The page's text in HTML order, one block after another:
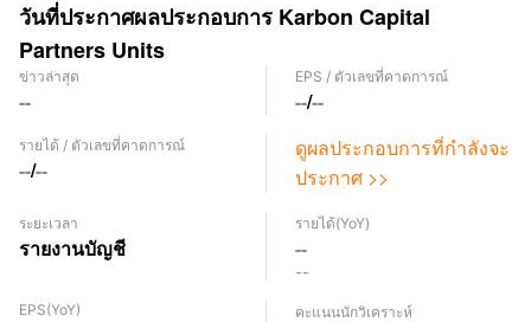
วันที่ประกาศผลประกอบการ Karbon Capital
Partners Units
ข่าวล่าสุด
--
EPS / ตัวเลขที่คาดการณ์
--/--
รายได้ / ตัวเลขที่คาดการณ์
--/--
ดูผลประกอบการที่กำลังจะ
ประกาศ >>
ระยะเวลา
รายงานบัญชี
รายได้(YoY)
--
--
EPS(YoY) คะแนนนักวิเคราะห์